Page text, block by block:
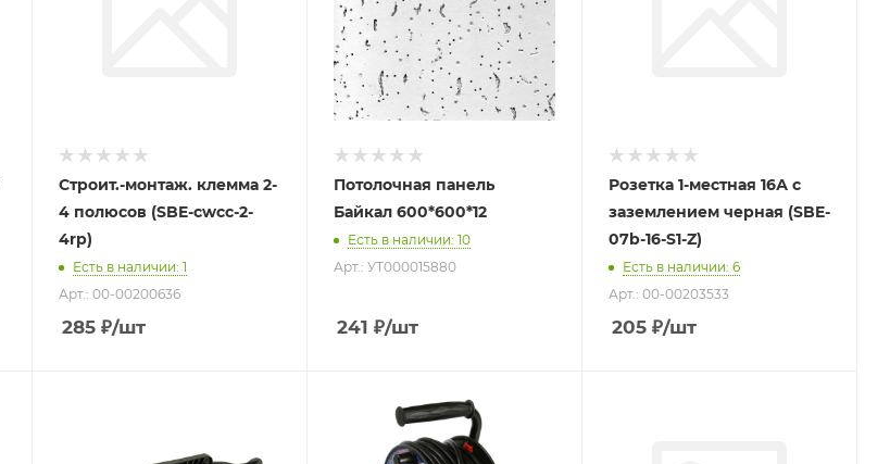
Строит.-монтаж. клемма 2-
4 полюсов (SBE-cwcc-2-
4rp)
Есть в наличии: 1
Арт.: 00-00200636
285 ₽/шт
Потолочная панель
Байкал 600*600*12
Есть в наличии: 10
Арт.: УТ000015880
241 ₽/шт
Розетка 1-местная 16А с
заземлением черная (SBE-
07b-16-S1-Z)
Есть в наличии: 6
Арт.: 00-00203533
205 ₽/шт